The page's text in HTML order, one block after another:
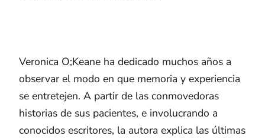
Veronica O;Keane ha dedicado muchos años a
observar el modo en que memoria y experiencia
se entretejen. A partir de las conmovedoras
historias de sus pacientes, e involucrando a
conocidos escritores, la autora explica las últimas